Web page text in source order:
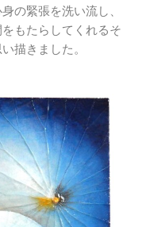
の緊張を洗い流し、
もたらしてくれるそ
描きました。